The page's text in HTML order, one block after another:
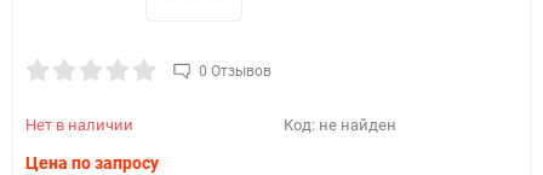
0 Отзывов
Нет в наличии Код: не найден
Цена по запросу